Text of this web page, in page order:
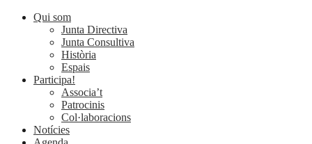
Qui som
Junta Directiva
Junta Consultiva
Història
Espais
Participa!
Associa’t
Patrocinis
Col·laboracions
Notícies